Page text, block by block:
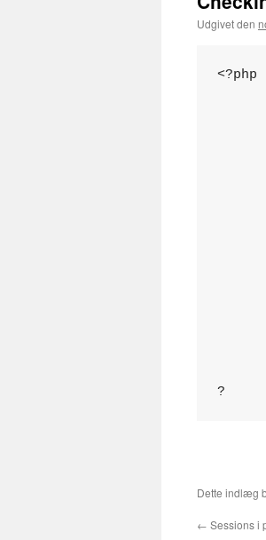
Udgivet den
<?php
?
Dette indlæg
← Sessions i